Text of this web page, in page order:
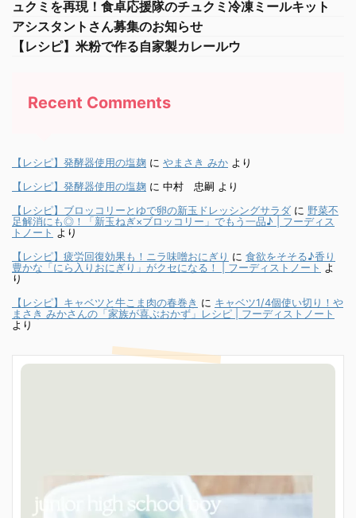
ュクミを再現！食卓応援隊のチュクミ冷凍ミールキット
アシスタントさん募集のお知らせ
【レシピ】米粉で作る自家製カレールウ
Recent Comments
【レシピ】発酵器使用の塩麹 に やまさき みか より
【レシピ】発酵器使用の塩麹 に 中村 忠嗣 より
【レシピ】ブロッコリーとゆで卵の新玉ドレッシングサラダ に 野菜不
足解消にも◎！「新玉ねぎ×ブロッコリー」でもう一品♪ | フーディス
トノート より
【レシピ】疲労回復効果も！ニラ味噌おにぎり に 食欲をそそる♪香り
豊かな「にら入りおにぎり」がクセになる！ | フーディストノート よ
り
【レシピ】キャベツと牛こま肉の春巻き に キャベツ1/4個使い切り！や
まさき みかさんの「家族が喜ぶおかず」レシピ | フーディストノート
より